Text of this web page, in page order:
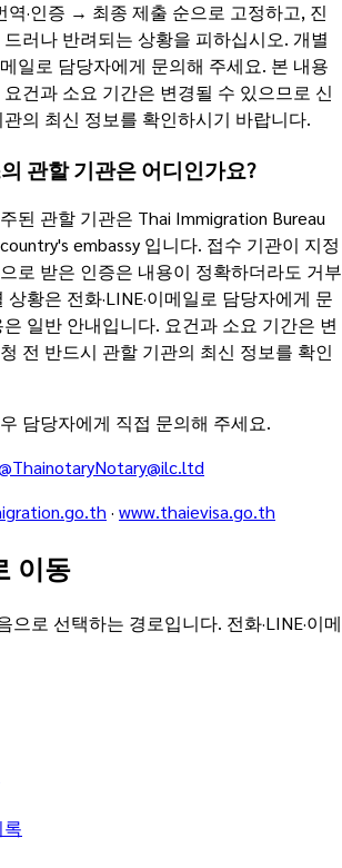
·인증 → 최종 제출 순으로 고정하고, 진
러나 반려되는 상황을 피하십시오. 개별
메일로 담당자에게 문의해 주세요. 본 내용
건과 소요 기간은 변경될 수 있으므로 신
의 최신 정보를 확인하시기 바랍니다.
관할 기관은 어디인가요?
된 관할 기관은 Thai Immigration Bureau
embassy 입니다. 접수 기관이 지정
로 받은 인증은 내용이 정확하더라도 거부
황은 전화·LINE·이메일로 담당자에게 문
일반 안내입니다. 요건과 소요 기간은 변
전 반드시 관할 기관의 최신 정보를 확인
담당자에게 직접 문의해 주세요.
Notary@ilc.ltd
· www.thaievisa.go.th
이동
으로 선택하는 경로입니다. 전화·LINE·이메